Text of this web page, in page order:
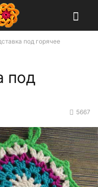
под горячее
под
5667